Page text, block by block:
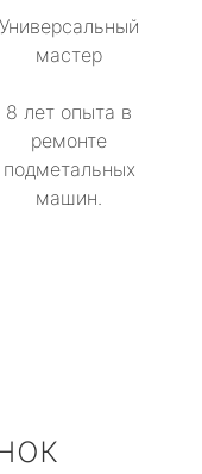
Универсальный
мастер
8 лет опыта в
ремонте
подметальных
машин.